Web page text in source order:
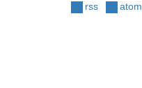
rss atom